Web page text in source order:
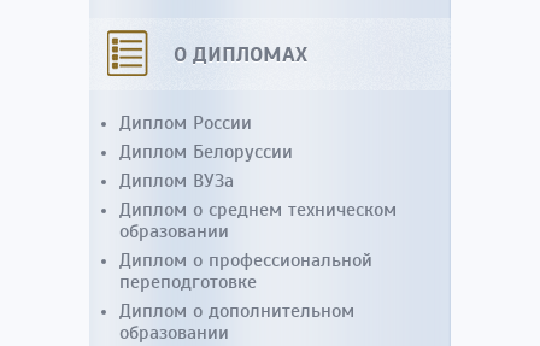
О ДИПЛОМАХ
Диплом России
Диплом Белоруссии
Диплом ВУЗа
Диплом о среднем техническом
образовании
Диплом о профессиональной
переподготовке
Диплом о дополнительном
образовании